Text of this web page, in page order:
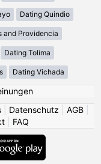
Dating Quindio
and Providencia
Dating Tolima
Dating Vichada
Datenschutz AGB
FAQ